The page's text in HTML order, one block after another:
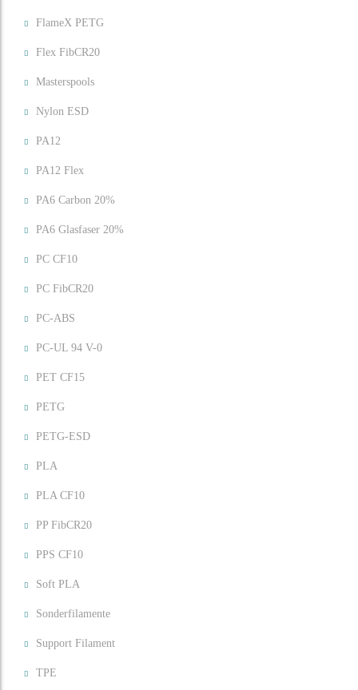
FlameX PETG
Flex FibCR20
Masterspools
Nylon ESD
PA12
PA12 Flex
PA6 Carbon 20%
PA6 Glasfaser 20%
PC CF10
PC FibCR20
PC-ABS
PC-UL 94 V-0
PET CF15
PETG
PETG-ESD
PLA
PLA CF10
PP FibCR20
PPS CF10
Soft PLA
Sonderfilamente
Support Filament
TPE